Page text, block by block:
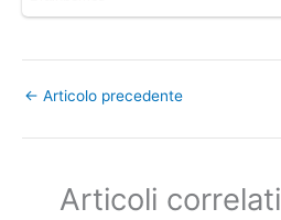
← Articolo precedente
Articoli correlati